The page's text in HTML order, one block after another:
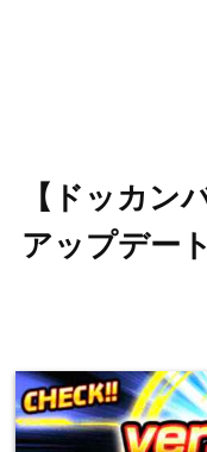
【ドッカン
アップデー